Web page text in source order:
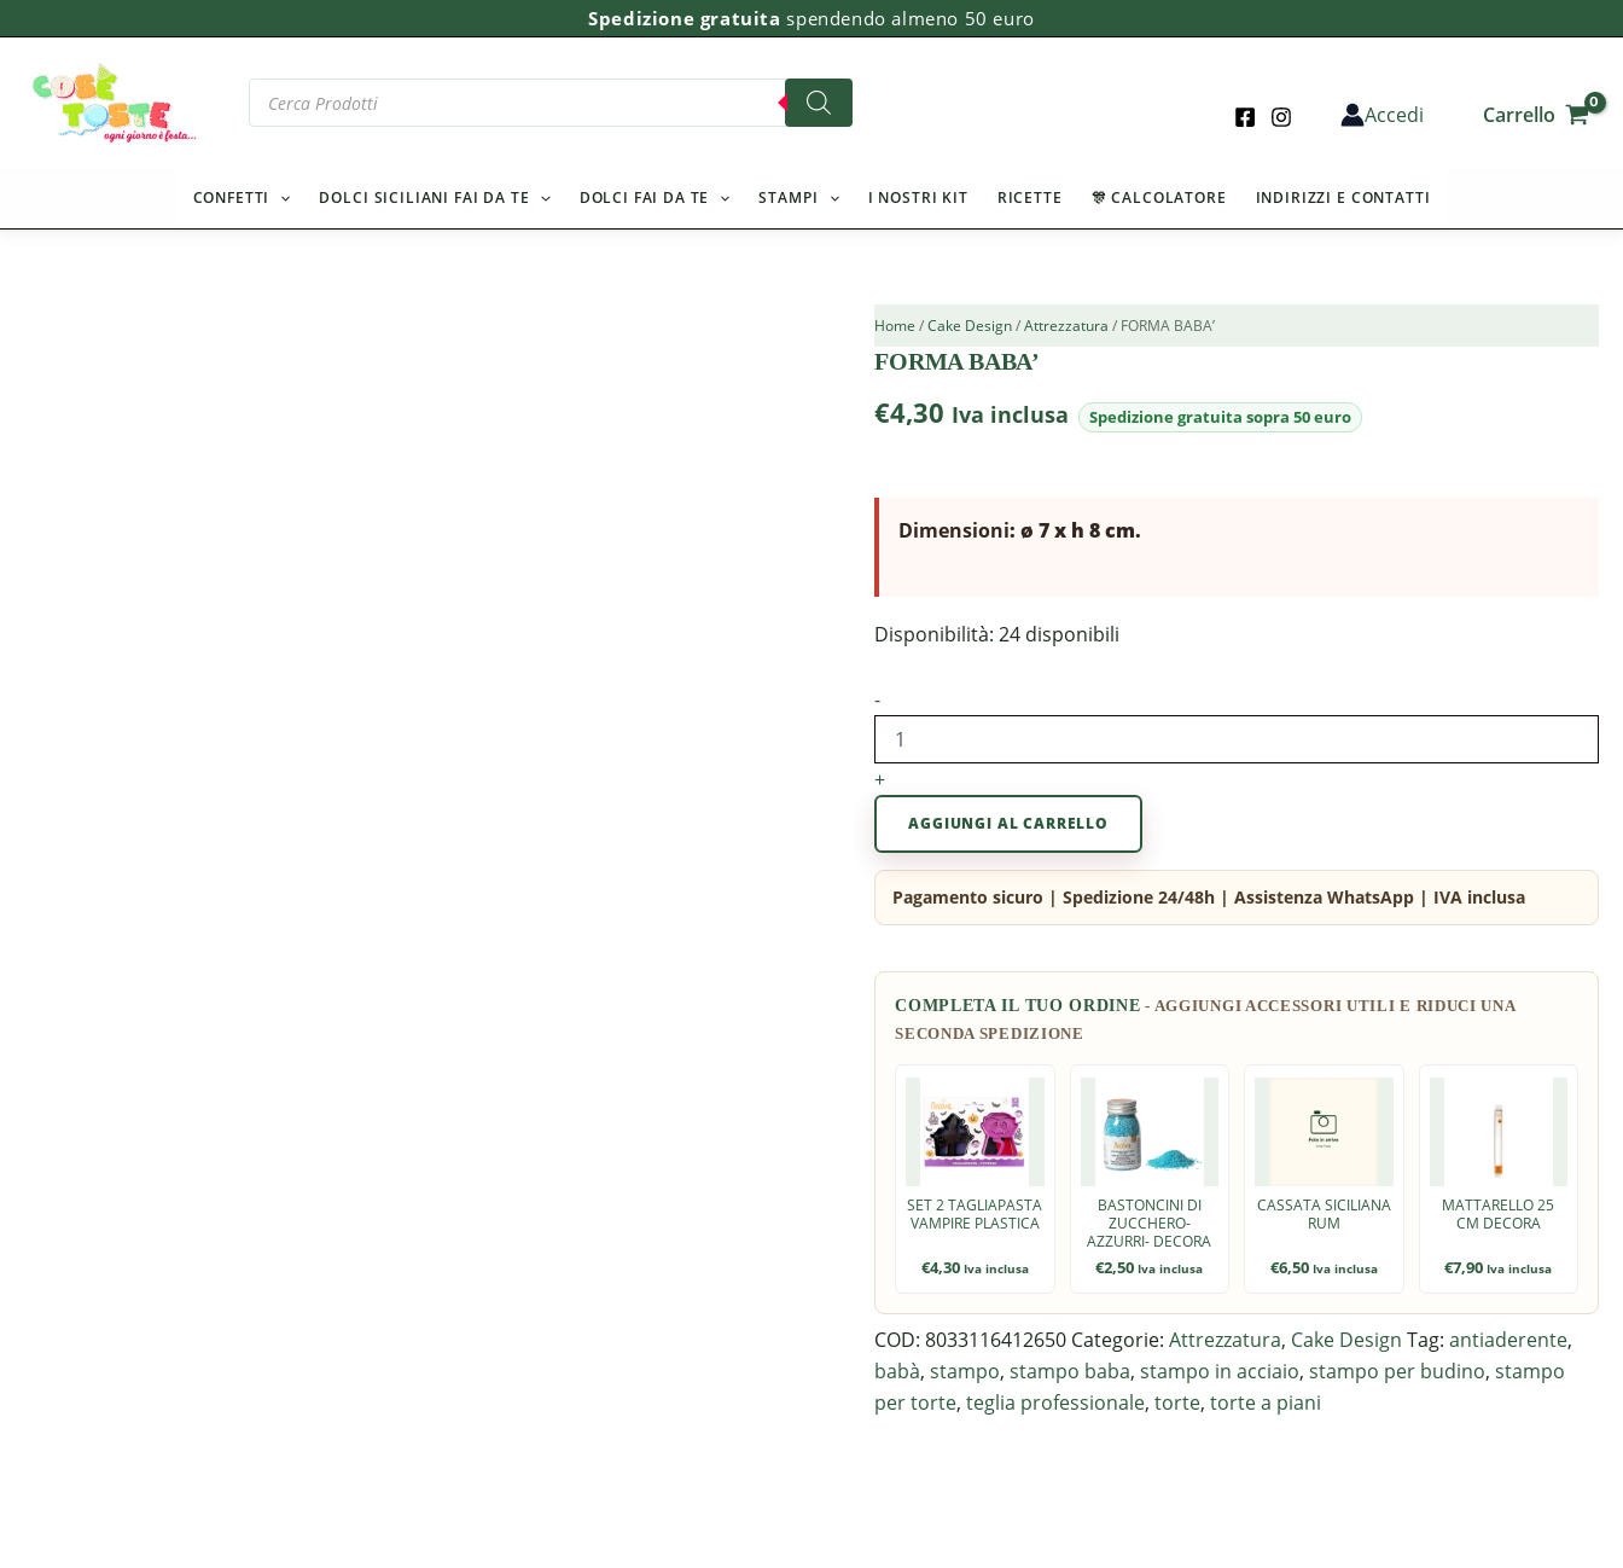
al
contenuto
Spedizione gratuita spendendo almeno 50 euro
Products
search
Accedi Carrello
CONFETTI DOLCI SICILIANI FAI DA TE DOLCI FAI DA TE STAMPI I NOSTRI KIT RICETTE 🎊 CALCOLATORE INDIRIZZI E CONTATTI
Home /Cake Design/Attrezzatura / FORMA BABA’
FORMA BABA’
€4,30 Iva inclusa
Dimensioni: ø 7 x h 8 cm.
Disponibilità: 24 disponibili
-
FORMA
BABA'
+
AGGIUNGI AL CARRELLO
COMPLETA IL TUO ORDINE
SET 2 TAGLIAPASTA
VAMPIRE PLASTICA
€4,30 Iva inclusa
BASTONCINI DI
ZUCCHERO-
AZZURRI- DECORA
€2,50 Iva inclusa
CASSATA SICILIANA
RUM
€6,50 Iva inclusa
MATTARELLO 25
CM DECORA
€7,90 Iva inclusa
COD:8033116412650 Categorie:Attrezzatura, Cake Design Tag:antiaderente,
babà,stampo,stampo baba,stampo in acciaio,stampo per budino,stampo
per torte,teglia professionale,torte,torte a piani